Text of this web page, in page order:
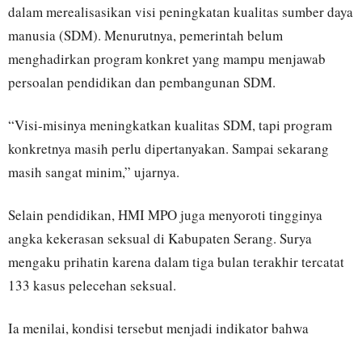
dalam merealisasikan visi peningkatan kualitas sumber daya
manusia (SDM). Menurutnya, pemerintah belum
menghadirkan program konkret yang mampu menjawab
persoalan pendidikan dan pembangunan SDM.
“Visi-misinya meningkatkan kualitas SDM, tapi program
konkretnya masih perlu dipertanyakan. Sampai sekarang
masih sangat minim,” ujarnya.
Selain pendidikan, HMI MPO juga menyoroti tingginya
angka kekerasan seksual di Kabupaten Serang. Surya
mengaku prihatin karena dalam tiga bulan terakhir tercatat
133 kasus pelecehan seksual.
Ia menilai, kondisi tersebut menjadi indikator bahwa